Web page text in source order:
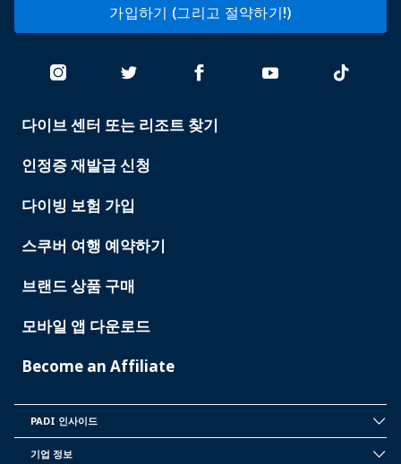
가입하기 (그리고 절약하기!)
PADI
다이브 센터 또는 리조트 찾기
인정증 재발급 신청
다이빙 보험 가입
스쿠버 여행 예약하기
브랜드 상품 구매
모바일 앱 다운로드
Become an Affiliate
PADI
PADI 인사이드
기업 정보